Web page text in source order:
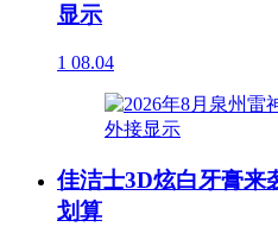
显示
1 08.04
佳洁士3D炫白牙膏来
划算